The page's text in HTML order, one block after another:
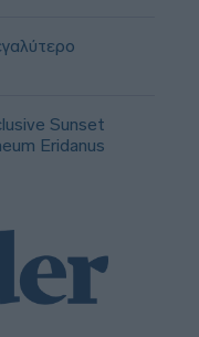
Sunset
Eridanus